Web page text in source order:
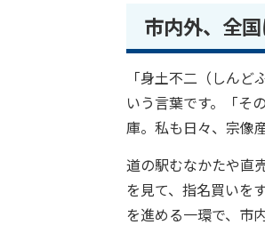
市内外、全
「身土不二（しん
いう言葉です。「そ
庫。私も日々、宗像
道の駅むなかたや直
を見て、指名買いを
を進める一環で、市